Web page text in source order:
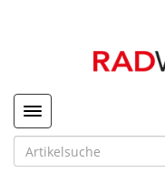
Toggle navigation